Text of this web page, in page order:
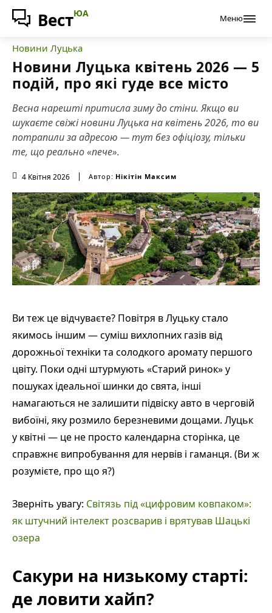
ВестЮА Меню
Новини Луцька
Новини Луцька квітень 2026 — 5
подій, про які гуде все місто
Весна нарешті притисла зиму до стіни. Якщо ви
шукаєте свіжі новини Луцька на квітень 2026, то ви
потрапили за адресою — тут без офіціозу, тільки
те, що реально «пече».
4 Квітня 2026 Автор: Нікітін Максим
Ви теж це відчуваєте? Повітря в Луцьку стало
якимось іншим — суміш вихлопних газів від
дорожньої техніки та солодкого аромату першого
цвіту. Поки одні штурмують «Старий ринок» у
пошуках ідеальної шинки до свята, інші
намагаються не залишити підвіску авто в черговій
вибоїні, яку розмило березневими дощами. Луцьк
у квітні — це не просто календарна сторінка, це
справжнє випробування для нервів і гаманця. (Ви ж
розумієте, про що я?)
Зверніть увагу: Світязь під «цифровим ковпаком»:
як штучний інтелект розсварив і врятував Шацькі
озера
Сакури на низькому старті:
де ловити хайп?